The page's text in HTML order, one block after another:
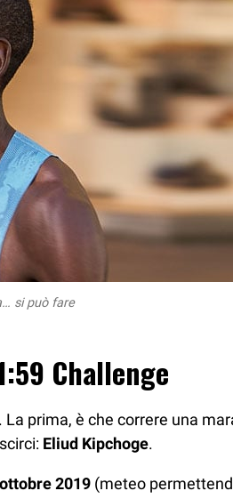
si può fare
Challenge
prima, è che correre una
Eliud Kipchoge.
2019 (meteo